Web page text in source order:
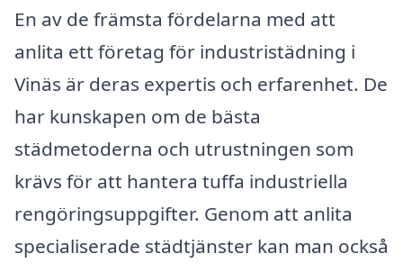
En av de främsta fördelarna med att
anlita ett företag för industristädning i
Vinäs är deras expertis och erfarenhet. De
har kunskapen om de bästa
städmetoderna och utrustningen som
krävs för att hantera tuffa industriella
rengöringsuppgifter. Genom att anlita
specialiserade städtjänster kan man också